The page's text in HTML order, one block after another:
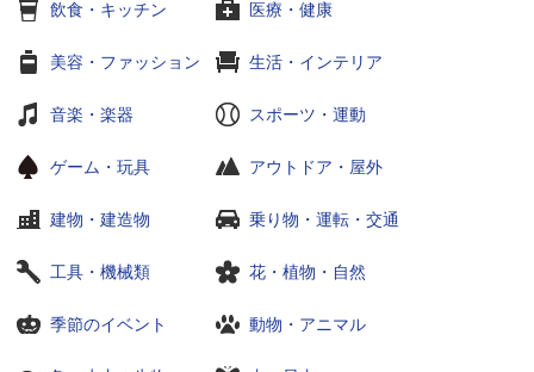
飲食・キッチン 医療・健康
美容・ファッション 生活・インテリア
音楽・楽器 スポーツ・運動
ゲーム・玩具 アウトドア・屋外
建物・建造物 乗り物・運転・交通
工具・機械類 花・植物・自然
季節のイベント 動物・アニマル